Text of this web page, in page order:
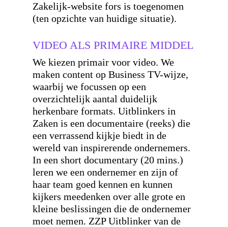
Zakelijk-website fors is toegenomen
(ten opzichte van huidige situatie).
VIDEO ALS PRIMAIRE MIDDEL
We kiezen primair voor video. We
maken content op Business TV-wijze,
waarbij we focussen op een
overzichtelijk aantal duidelijk
herkenbare formats. Uitblinkers in
Zaken is een documentaire (reeks) die
een verrassend kijkje biedt in de
wereld van inspirerende ondernemers.
In een short documentary (20 mins.)
leren we een ondernemer en zijn of
haar team goed kennen en kunnen
kijkers meedenken over alle grote en
kleine beslissingen die de ondernemer
moet nemen. ZZP Uitblinker van de